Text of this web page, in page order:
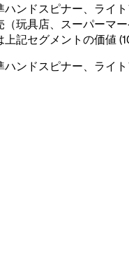
ンドスピナー、ライ
玩具店、スーパーマ
記セグメントの価値
ンドスピナー、ライ